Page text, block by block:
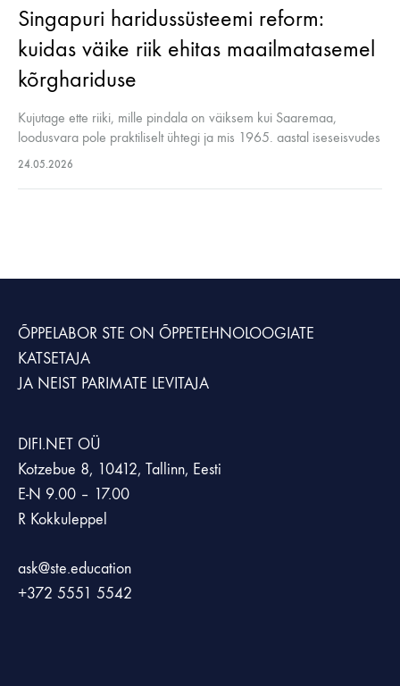
Singapuri haridussüsteemi reform:
kuidas väike riik ehitas maailmatasemel
kõrghariduse
Kujutage ette riiki, mille pindala on väiksem kui Saaremaa,
loodusvara pole praktiliselt ühtegi ja mis 1965. aastal iseseisvudes
pidi alustama nullist. Täna on Singapuri Rahvusülikool (NUS)
24.05.2026
ÕPPELABOR STE ON ÕPPETEHNOLOOGIATE
KATSETAJA
JA NEIST PARIMATE LEVITAJA
DIFI.NET OÜ
Kotzebue 8, 10412, Tallinn, Eesti
E-N 9.00 – 17.00
R Kokkuleppel
ask@ste.education
+372 5551 5542